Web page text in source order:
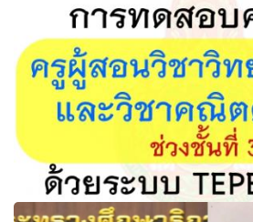
พัฒนาการศึกษา